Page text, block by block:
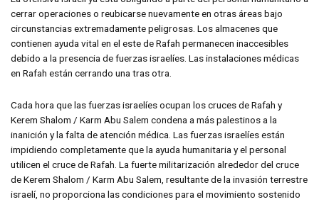
cerrar operaciones o reubicarse nuevamente en otras áreas bajo
circunstancias extremadamente peligrosas. Los almacenes que
contienen ayuda vital en el este de Rafah permanecen inaccesibles
debido a la presencia de fuerzas israelíes. Las instalaciones médicas
en Rafah están cerrando una tras otra.
Cada hora que las fuerzas israelíes ocupan los cruces de Rafah y
Kerem Shalom / Karm Abu Salem condena a más palestinos a la
inanición y la falta de atención médica. Las fuerzas israelíes están
impidiendo completamente que la ayuda humanitaria y el personal
utilicen el cruce de Rafah. La fuerte militarización alrededor del cruce
de Kerem Shalom / Karm Abu Salem, resultante de la invasión terrestre
israelí, no proporciona las condiciones para el movimiento sostenido